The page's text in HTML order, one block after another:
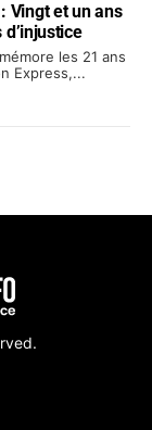
Vingt et un ans
d’injustice
les 21 ans
Express,...